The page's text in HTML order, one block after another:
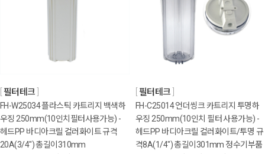
필터테크
FH-W25034 플라스틱 카트리지 백색하
우징 250mm(10인치필터사용가능) -
헤드PP 바디아크릴 컬러화이트 규격
20A(3/4") 총길이310mm
필터테크
FH-C25014 언더씽크 카트리지 투명하
우징 250mm(10인치 필터 사용가능) -
헤드PP 바디아크릴 컬러화이트/투명 규
격8A(1/4") 총길이301mm 정수기부품